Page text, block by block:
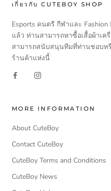
เกี่ยวกับ CUTEBOY SHOP
Esports ดนตรี กีฬาและ
แล้ว ท่านสามารถหาซื้อเสื้อผ้าเค
สามารถสนับสนุนทีมที่ท่านชอบห
ร้านค้าแห่งนี้
MORE INFORMATION
About CuteBoy
Contact CuteBoy
CuteBoy Terms and Conditions
CuteBoy News